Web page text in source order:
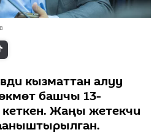
кызматтан алуу
башчы 13-
Жаңы жетекчи